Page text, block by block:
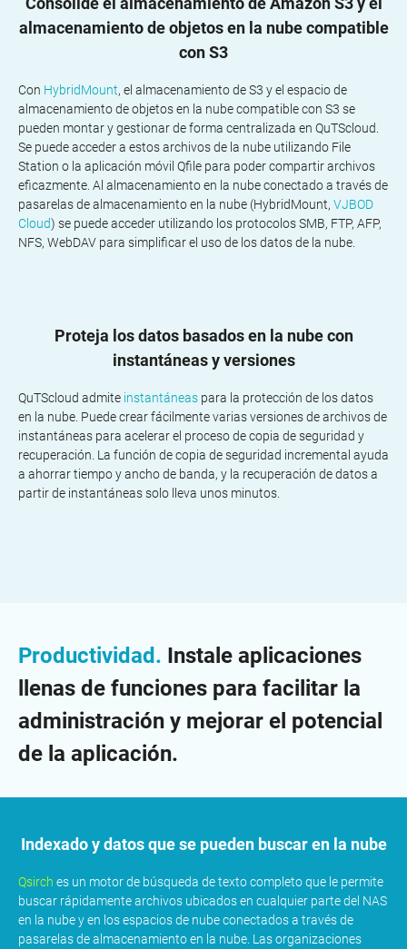
almacenamiento de objetos en la nube compatible
con S3
Con HybridMount, el almacenamiento de S3 y el espacio de
almacenamiento de objetos en la nube compatible con S3 se
pueden montar y gestionar de forma centralizada en QuTScloud.
Se puede acceder a estos archivos de la nube utilizando File
Station o la aplicación móvil Qfile para poder compartir archivos
eficazmente. Al almacenamiento en la nube conectado a través de
pasarelas de almacenamiento en la nube (HybridMount, VJBOD
Cloud) se puede acceder utilizando los protocolos SMB, FTP, AFP,
NFS, WebDAV para simplificar el uso de los datos de la nube.
Proteja los datos basados en la nube con
instantáneas y versiones
QuTScloud admite instantáneas para la protección de los datos
en la nube. Puede crear fácilmente varias versiones de archivos de
instantáneas para acelerar el proceso de copia de seguridad y
recuperación. La función de copia de seguridad incremental ayuda
a ahorrar tiempo y ancho de banda, y la recuperación de datos a
partir de instantáneas solo lleva unos minutos.
Productividad. Instale aplicaciones
llenas de funciones para facilitar la
administración y mejorar el potencial
de la aplicación.
Indexado y datos que se pueden buscar en la nube
Qsirch es un motor de búsqueda de texto completo que le permite
buscar rápidamente archivos ubicados en cualquier parte del NAS
en la nube y en los espacios de nube conectados a través de
pasarelas de almacenamiento en la nube. Las organizaciones